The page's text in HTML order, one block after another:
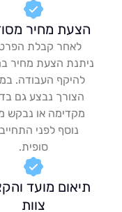
מחיר מסודרת
לאחר קבלת הפרטים,
הצעת מחיר בהתאם
העבודה. במידת
נבצע גם בדיקה
או נבקש מידע
נוסף לפני התחייבות
מועד והקצאת